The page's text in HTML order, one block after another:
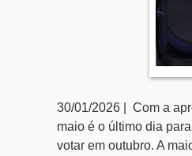
30/01/2026 | Com a
maio é o último dia
votar em outubro. A